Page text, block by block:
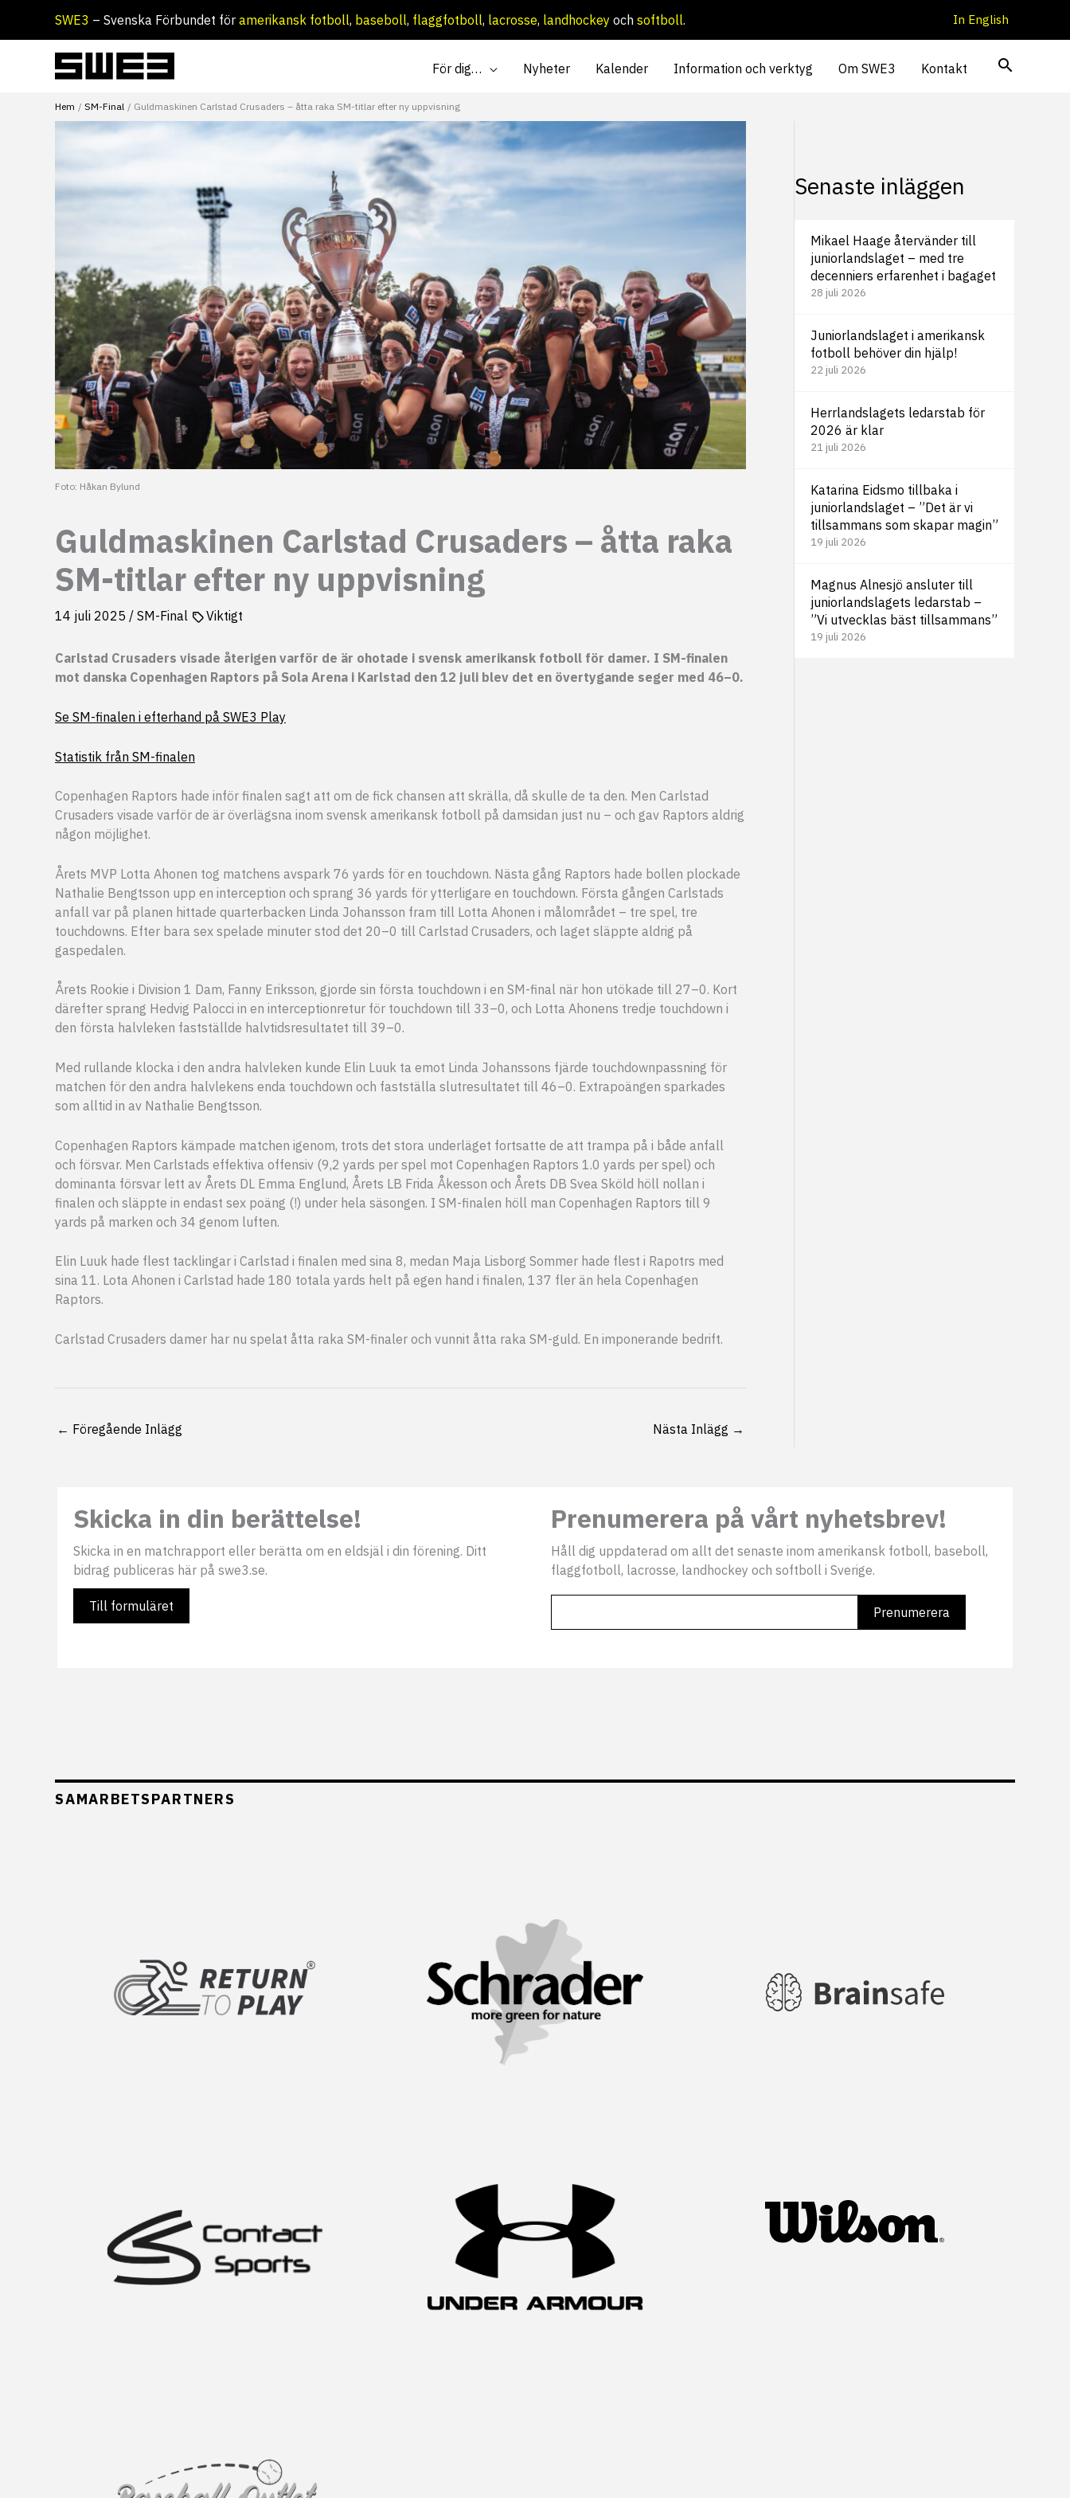
SWE3 – Svenska Förbundet för amerikansk fotboll, baseboll, flaggfotboll, lacrosse, landhockey och softboll. In English
För dig… Nyheter Kalender Information och verktyg Om SWE3 Kontakt
Hem SM-Final Guldmaskinen Carlstad Crusaders – åtta raka SM-titlar efter ny uppvisning
Foto: Håkan Bylund
Guldmaskinen Carlstad Crusaders – åtta raka
SM-titlar efter ny uppvisning
14 juli 2025 / SM-Final Viktigt
Carlstad Crusaders visade återigen varför de är ohotade i svensk amerikansk fotboll för damer. I SM-finalen
mot danska Copenhagen Raptors på Sola Arena i Karlstad den 12 juli blev det en övertygande seger med 46–0.
Se SM-finalen i efterhand på SWE3 Play
Statistik från SM-finalen
Copenhagen Raptors hade inför finalen sagt att om de fick chansen att skrälla, då skulle de ta den. Men Carlstad
Crusaders visade varför de är överlägsna inom svensk amerikansk fotboll på damsidan just nu – och gav Raptors aldrig
någon möjlighet.
Årets MVP Lotta Ahonen tog matchens avspark 76 yards för en touchdown. Nästa gång Raptors hade bollen plockade
Nathalie Bengtsson upp en interception och sprang 36 yards för ytterligare en touchdown. Första gången Carlstads
anfall var på planen hittade quarterbacken Linda Johansson fram till Lotta Ahonen i målområdet – tre spel, tre
touchdowns. Efter bara sex spelade minuter stod det 20–0 till Carlstad Crusaders, och laget släppte aldrig på
gaspedalen.
Årets Rookie i Division 1 Dam, Fanny Eriksson, gjorde sin första touchdown i en SM-final när hon utökade till 27–0. Kort
därefter sprang Hedvig Palocci in en interceptionretur för touchdown till 33–0, och Lotta Ahonens tredje touchdown i
den första halvleken fastställde halvtidsresultatet till 39–0.
Med rullande klocka i den andra halvleken kunde Elin Luuk ta emot Linda Johanssons fjärde touchdownpassning för
matchen för den andra halvlekens enda touchdown och fastställa slutresultatet till 46–0. Extrapoängen sparkades
som alltid in av Nathalie Bengtsson.
Copenhagen Raptors kämpade matchen igenom, trots det stora underläget fortsatte de att trampa på i både anfall
och försvar. Men Carlstads effektiva offensiv (9,2 yards per spel mot Copenhagen Raptors 1.0 yards per spel) och
dominanta försvar lett av Årets DL Emma Englund, Årets LB Frida Åkesson och Årets DB Svea Sköld höll nollan i
finalen och släppte in endast sex poäng (!) under hela säsongen. I SM-finalen höll man Copenhagen Raptors till 9
yards på marken och 34 genom luften.
Elin Luuk hade flest tacklingar i Carlstad i finalen med sina 8, medan Maja Lisborg Sommer hade flest i Rapotrs med
sina 11. Lota Ahonen i Carlstad hade 180 totala yards helt på egen hand i finalen, 137 fler än hela Copenhagen
Raptors.
Carlstad Crusaders damer har nu spelat åtta raka SM-finaler och vunnit åtta raka SM-guld. En imponerande bedrift.
← Föregående Inlägg Nästa Inlägg →
Senaste inläggen
Mikael Haage återvänder till
juniorlandslaget – med tre
decenniers erfarenhet i bagaget
28 juli 2026
Juniorlandslaget i amerikansk
fotboll behöver din hjälp!
22 juli 2026
Herrlandslagets ledarstab för
2026 är klar
21 juli 2026
Katarina Eidsmo tillbaka i
juniorlandslaget – ”Det är vi
tillsammans som skapar magin”
19 juli 2026
Magnus Alnesjö ansluter till
juniorlandslagets ledarstab –
”Vi utvecklas bäst tillsammans”
19 juli 2026
Skicka in din berättelse!
Skicka in en matchrapport eller berätta om en eldsjäl i din förening. Ditt
bidrag publiceras här på swe3.se.
Till formuläret
Prenumerera på vårt nyhetsbrev!
Håll dig uppdaterad om allt det senaste inom amerikansk fotboll, baseboll,
flaggfotboll, lacrosse, landhockey och softboll i Sverige.
SAMARBETSPARTNERS